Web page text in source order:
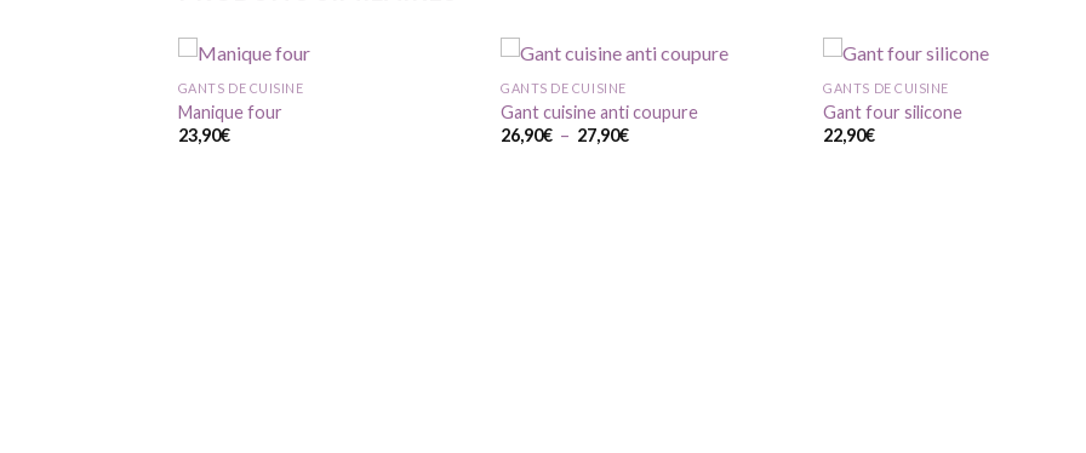
GANTS DE CUISINE
Manique four
23,90€
GANTS DE CUISINE
Gant cuisine anti coupure
26,90€ – 27,90€Plage
GANTS DE CUISINE
Gant four silicone
22,90€